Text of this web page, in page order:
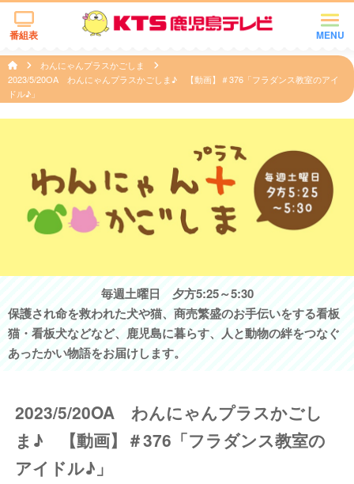
MENU
番組表
わんにゃんプラスかごしま
2023/5/20OA わんにゃんプラスかごしま♪ 【動画】＃376「フラダンス教室のアイ
ドル♪」
毎週土曜日 夕方5:25～5:30
保護され命を救われた犬や猫、商売繁盛のお手伝いをする看板
猫・看板犬などなど、鹿児島に暮らす、人と動物の絆をつなぐ
あったかい物語をお届けします。
2023/5/20OA わんにゃんプラスかごし
ま♪ 【動画】＃376「フラダンス教室の
アイドル♪」